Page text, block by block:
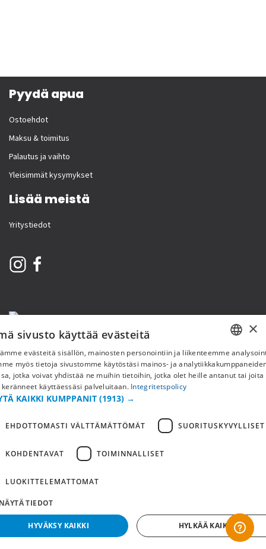
Pyydä apua
Ostoehdot
Maksu & toimitus
Palautus ja vaihto
Yleisimmät kysymykset
Lisää meistä
Yritystiedot
Copyright © 2019 This site is Licensed to 377 Sport AB Tietosuojakäytäntö Evästeet
FI
×
sivusto käyttää evästeitä
evästeitä sisällön, mainosten personointiin ja liikenteemme
myös tietoja sivustomme käytöstäsi mainos- ja
jotka voivat yhdistää ne muihin tietoihin, jotka olet heille antanut tai joita
keränneet käyttäessäsi palveluitaan. Integritetspolicy
KAIKKI KUMPPANIT (1913) →
EHDOTTOMASTI VÄLTTÄMÄTTÖMÄT SUORITUSKYVYLLISET
KOHDENTAVAT TOIMINNALLISET
LUOKITTELEMATTOMAT
TIEDOT
HYVÄKSY KAIKKI HYLKÄÄ KAIKKI